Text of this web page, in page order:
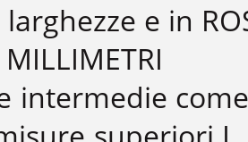
larghezze e in
intermedie